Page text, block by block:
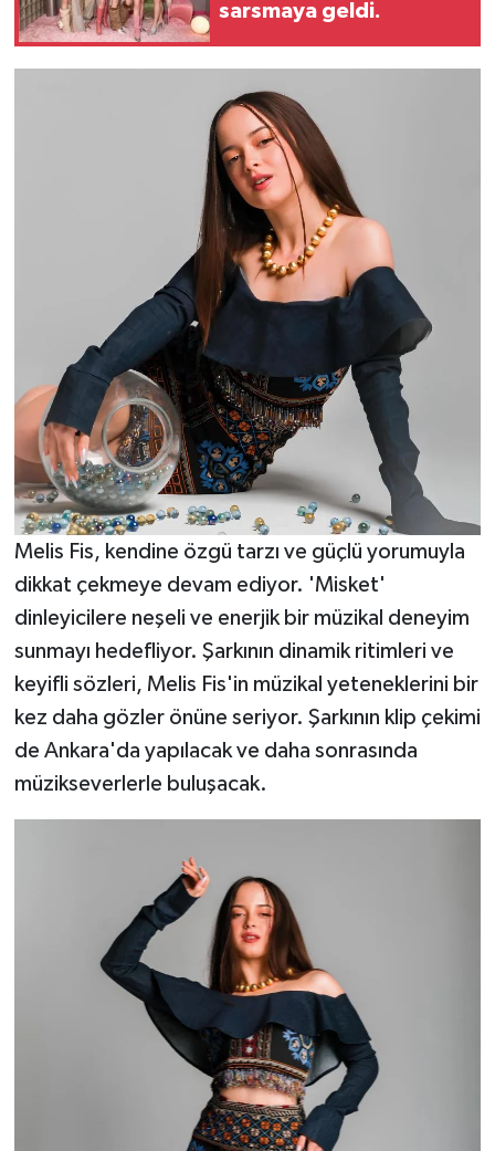
sarsmaya geldi.
Melis Fis, kendine özgü tarzı ve güçlü yorumuyla
dikkat çekmeye devam ediyor. 'Misket'
dinleyicilere neşeli ve enerjik bir müzikal deneyim
sunmayı hedefliyor. Şarkının dinamik ritimleri ve
keyifli sözleri, Melis Fis'in müzikal yeteneklerini bir
kez daha gözler önüne seriyor. Şarkının klip çekimi
de Ankara'da yapılacak ve daha sonrasında
müzikseverlerle buluşacak.